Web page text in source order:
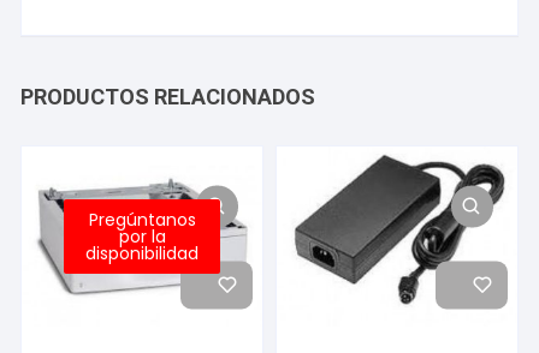
PRODUCTOS RELACIONADOS
Pregúntanos
por la
disponibilidad